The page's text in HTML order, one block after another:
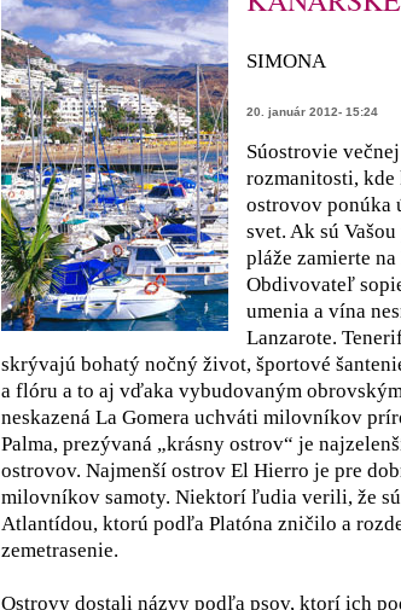
SIMONA
20. január 2012- 15:24
Súostrovie
rozmanitosti, kde
ostrovov ponúka
svet. Ak sú
pláže zamierte
Obdivovateľ
umenia a vína
Lanzarote.
skrývajú bohatý nočný život, športové
a flóru a to aj vďaka vybudovaným
neskazená La Gomera uchváti milovníkov
Palma, prezývaná „krásny ostrov“ je
ostrovov. Najmenší ostrov El Hierro je pre
milovníkov samoty. Niektorí ľudia verili, že
Atlantídou, ktorú podľa Platóna zničilo a
zemetrasenie.
Ostrovy dostali názvy podľa psov, ktorí ich